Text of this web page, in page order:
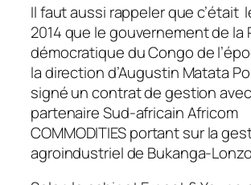
Il faut aussi rappeler que c’était
2014 que le gouvernement de la
démocratique du Congo de
la direction d’Augustin Matata
signé un contrat de gestion
partenaire Sud-africain Africom
COMMODITIES portant sur la
agroindustriel de Bukanga-